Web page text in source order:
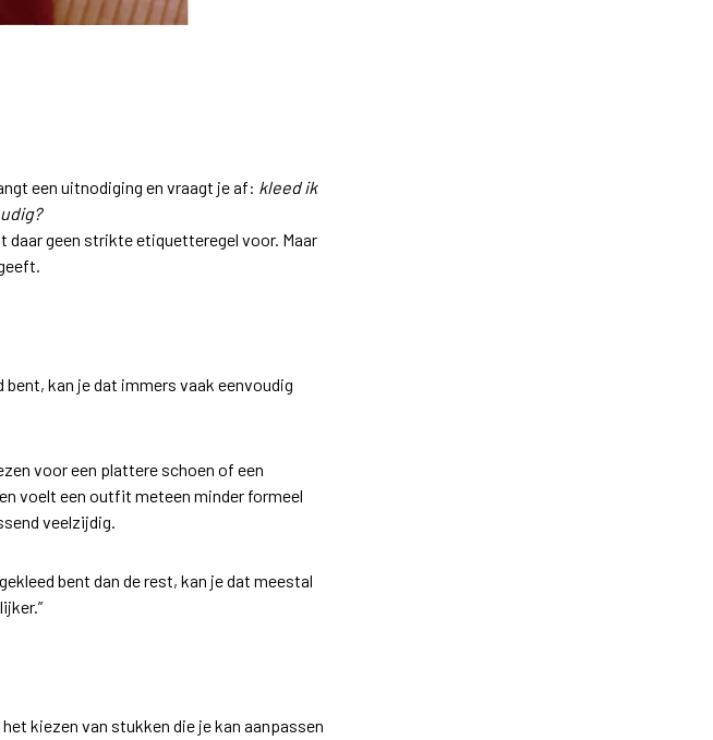
een uitnodiging en vraagt je af: kleed ik
geen strikte etiquetteregel voor. Maar
kan je dat immers vaak eenvoudig
voor een plattere schoen of een
voelt een outfit meteen minder formeel
veelzijdig.
bent dan de rest, kan je dat meestal
kiezen van stukken die je kan aanpassen